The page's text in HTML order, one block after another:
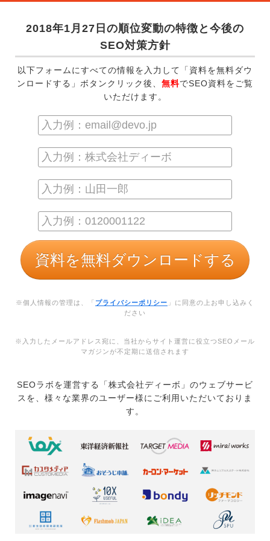
2018年1月27日の順位変動の特徴と今後の
SEO対策方針
以下フォームにすべての情報を入力して「資料を無料ダウ
ンロードする」ボタンクリック後、 無料でSEO資料をご覧
いただけます。
※個人情報の管理は、「 プライバシーポリシー 」に同意の上お申し込みく
ださい
※入力したメールアドレス宛に、当社からサイト運営に役立つSEOメール
マガジンが不定期に送信されます
SEOラボを運営する「株式会社ディーボ」のウェブサービ
スを、様々な業界のユーザー様にご利用いただいておりま
す。